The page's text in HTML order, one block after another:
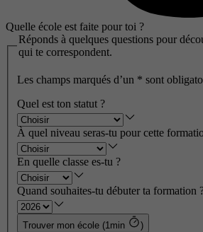
Quelle école est faite pour toi ?
Réponds à quelques questions pour
qui te correspondent.
Les champs marqués d’un * sont
Quel est ton statut ?
À quel niveau seras-tu pour cette
En quelle classe es-tu ?
Quand souhaites-tu débuter ta formation
Trouver mon école (1min )